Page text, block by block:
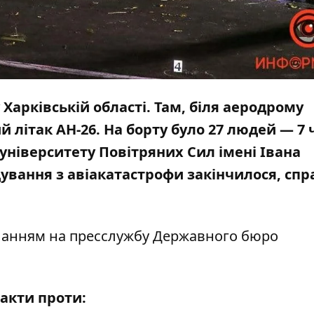
області. Там, біля аеродрому
літак АН-26. На борту було 27 людей — 7
Повітряних Сил імені Івана
з авіакатастрофи закінчилося,
на пресслужбуДержавного бюро
проти: